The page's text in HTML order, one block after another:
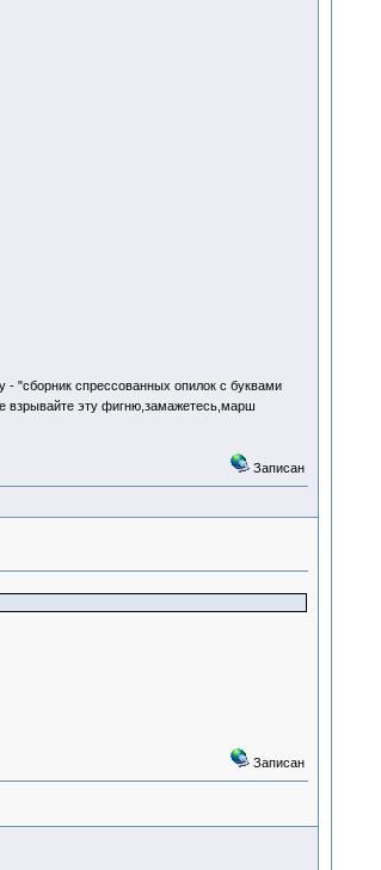
"сборник спрессованных опилок с буквами
взрывайте эту фигню,замажетесь,марш
Записан
Записан